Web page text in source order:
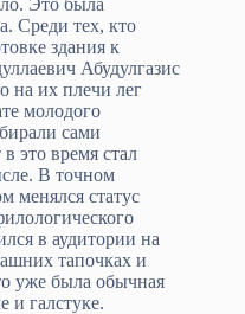
Среди тех, кто
здания к
Абудулгазис
на их плечи лег
молодого
сами
это время стал
В точном
менялся статус
в аудитории на
тапочках и
уже была обычная
и галстуке.